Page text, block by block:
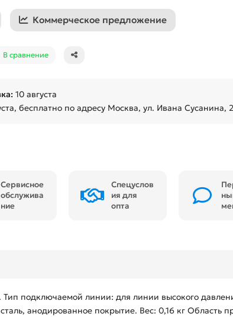
Коммерческое предложение
В сравнение
10 августа
, бесплатно по адресу Москва, ул. Ивана Сусанина,
Сервисное
обслужива
ние
Спецуслов
ия для
опта
подключаемой линии: для линии высокого
анодированное покрытие. Вес: 0,16 кг Область